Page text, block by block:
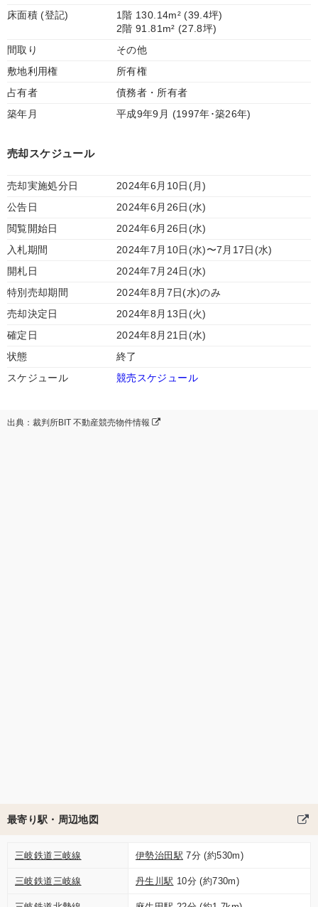
床面積 (登記)
1階 130.14m² (39.4坪)
2階 91.81m² (27.8坪)
間取り
その他
敷地利用権
所有権
占有者
債務者・所有者
築年月
平成9年9月 (1997年･築26年)
売却スケジュール
売却実施処分日
2024年6月10日(月)
公告日
2024年6月26日(水)
閲覧開始日
2024年6月26日(水)
入札期間
2024年7月10日(水)〜7月17日(水)
開札日
2024年7月24日(水)
特別売却期間
2024年8月7日(水)のみ
売却決定日
2024年8月13日(火)
確定日
2024年8月21日(水)
状態
終了
スケジュール
競売スケジュール
出典：裁判所BIT 不動産競売物件情報
最寄り駅・周辺地図
三岐鉄道三岐線 伊勢治田駅 7分 (約530m)
三岐鉄道三岐線 丹生川駅 10分 (約730m)